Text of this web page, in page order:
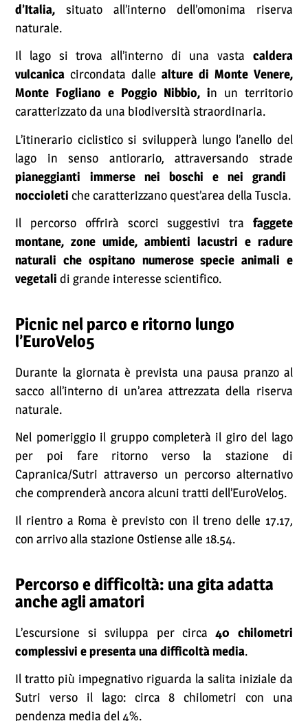
d’Italia, situato all’interno dell’omonima riserva
naturale.
Il lago si trova all’interno di una vasta caldera
vulcanica circondata dalle alture di Monte Venere,
Monte Fogliano e Poggio Nibbio, in un territorio
caratterizzato da una biodiversità straordinaria.
L’itinerario ciclistico si svilupperà lungo l’anello del
lago in senso antiorario, attraversando strade
pianeggianti immerse nei boschi e nei grandi
noccioletiche caratterizzano quest’area della Tuscia.
Il percorso offrirà scorci suggestivi tra faggete
montane, zone umide, ambienti lacustri e radure
naturali che ospitano numerose specie animali e
vegetalidi grande interesse scientifico.
Picnic nel parco e ritorno lungo
l’EuroVelo5
Durante la giornata è prevista una pausa pranzo al
sacco all’interno di un’area attrezzata della riserva
naturale.
Nel pomeriggio il gruppo completerà il giro del lago
per poi fare ritorno verso la stazione di
Capranica/Sutri attraverso un percorso alternativo
che comprenderà ancora alcuni tratti dell’EuroVelo5.
Il rientro a Roma è previsto con il treno delle 17.17,
con arrivo alla stazione Ostiense alle 18.54.
Percorso e difficoltà: una gita adatta
anche agli amatori
L’escursione si sviluppa per circa 40 chilometri
complessivi e presenta una difficoltà media.
Il tratto più impegnativo riguarda la salita iniziale da
Sutri verso il lago: circa 8 chilometri con una
pendenza media del 4%.